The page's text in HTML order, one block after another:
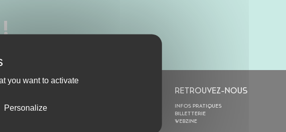
!
RETROUVEZ-NOUS
INFOS PRATIQUES
BILLETTERIE
WEBZINE
you want to activate
Personalize